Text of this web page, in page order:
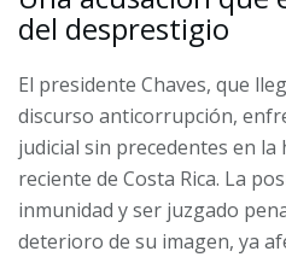
del desprestigio
El presidente Chaves, que
discurso anticorrupción,
judicial sin precedentes en
reciente de Costa Rica. La
inmunidad y ser juzgado
deterioro de su imagen, ya